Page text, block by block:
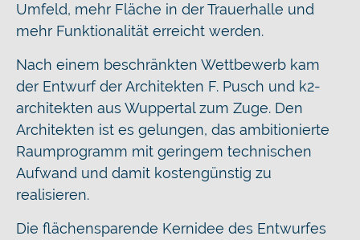
Umfeld, mehr Fläche in der Trauerhalle und
mehr Funktionalität erreicht werden.
Nach einem beschränkten Wettbewerb kam
der Entwurf der Architekten F. Pusch und k2-
architekten aus Wuppertal zum Zuge. Den
Architekten ist es gelungen, das ambitionierte
Raumprogramm mit geringem technischen
Aufwand und damit kostengünstig zu
realisieren.
Die flächensparende Kernidee des Entwurfes